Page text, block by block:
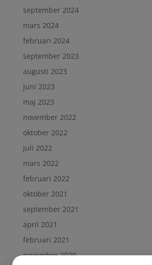
september 2024
mars 2024
februari 2024
september 2023
augusti 2023
juni 2023
maj 2023
november 2022
oktober 2022
juli 2022
mars 2022
februari 2022
oktober 2021
september 2021
april 2021
februari 2021
november 2020